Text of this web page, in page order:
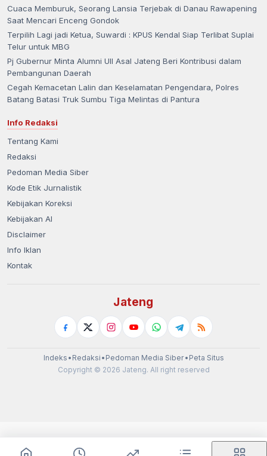
Cuaca Memburuk, Seorang Lansia Terjebak di Danau Rawapening
Saat Mencari Enceng Gondok
Terpilih Lagi jadi Ketua, Suwardi : KPUS Kendal Siap Terlibat Suplai
Telur untuk MBG
Pj Gubernur Minta Alumni UII Asal Jateng Beri Kontribusi dalam
Pembangunan Daerah
Cegah Kemacetan Lalin dan Keselamatan Pengendara, Polres
Batang Batasi Truk Sumbu Tiga Melintas di Pantura
Info Redaksi
Tentang Kami
Redaksi
Pedoman Media Siber
Kode Etik Jurnalistik
Kebijakan Koreksi
Kebijakan AI
Disclaimer
Info Iklan
Kontak
Jateng
Indeks • Redaksi • Pedoman Media Siber• Peta Situs
Copyright © 2026 Jateng. All right reserved